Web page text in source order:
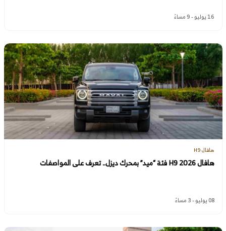
16 يوليو - 9 مساءً
هافال H9
هافال H9 2026 فئة “ميد” بمحرك ديزل.. تعرف على المواصفات
08 يوليو - 3 مساءً